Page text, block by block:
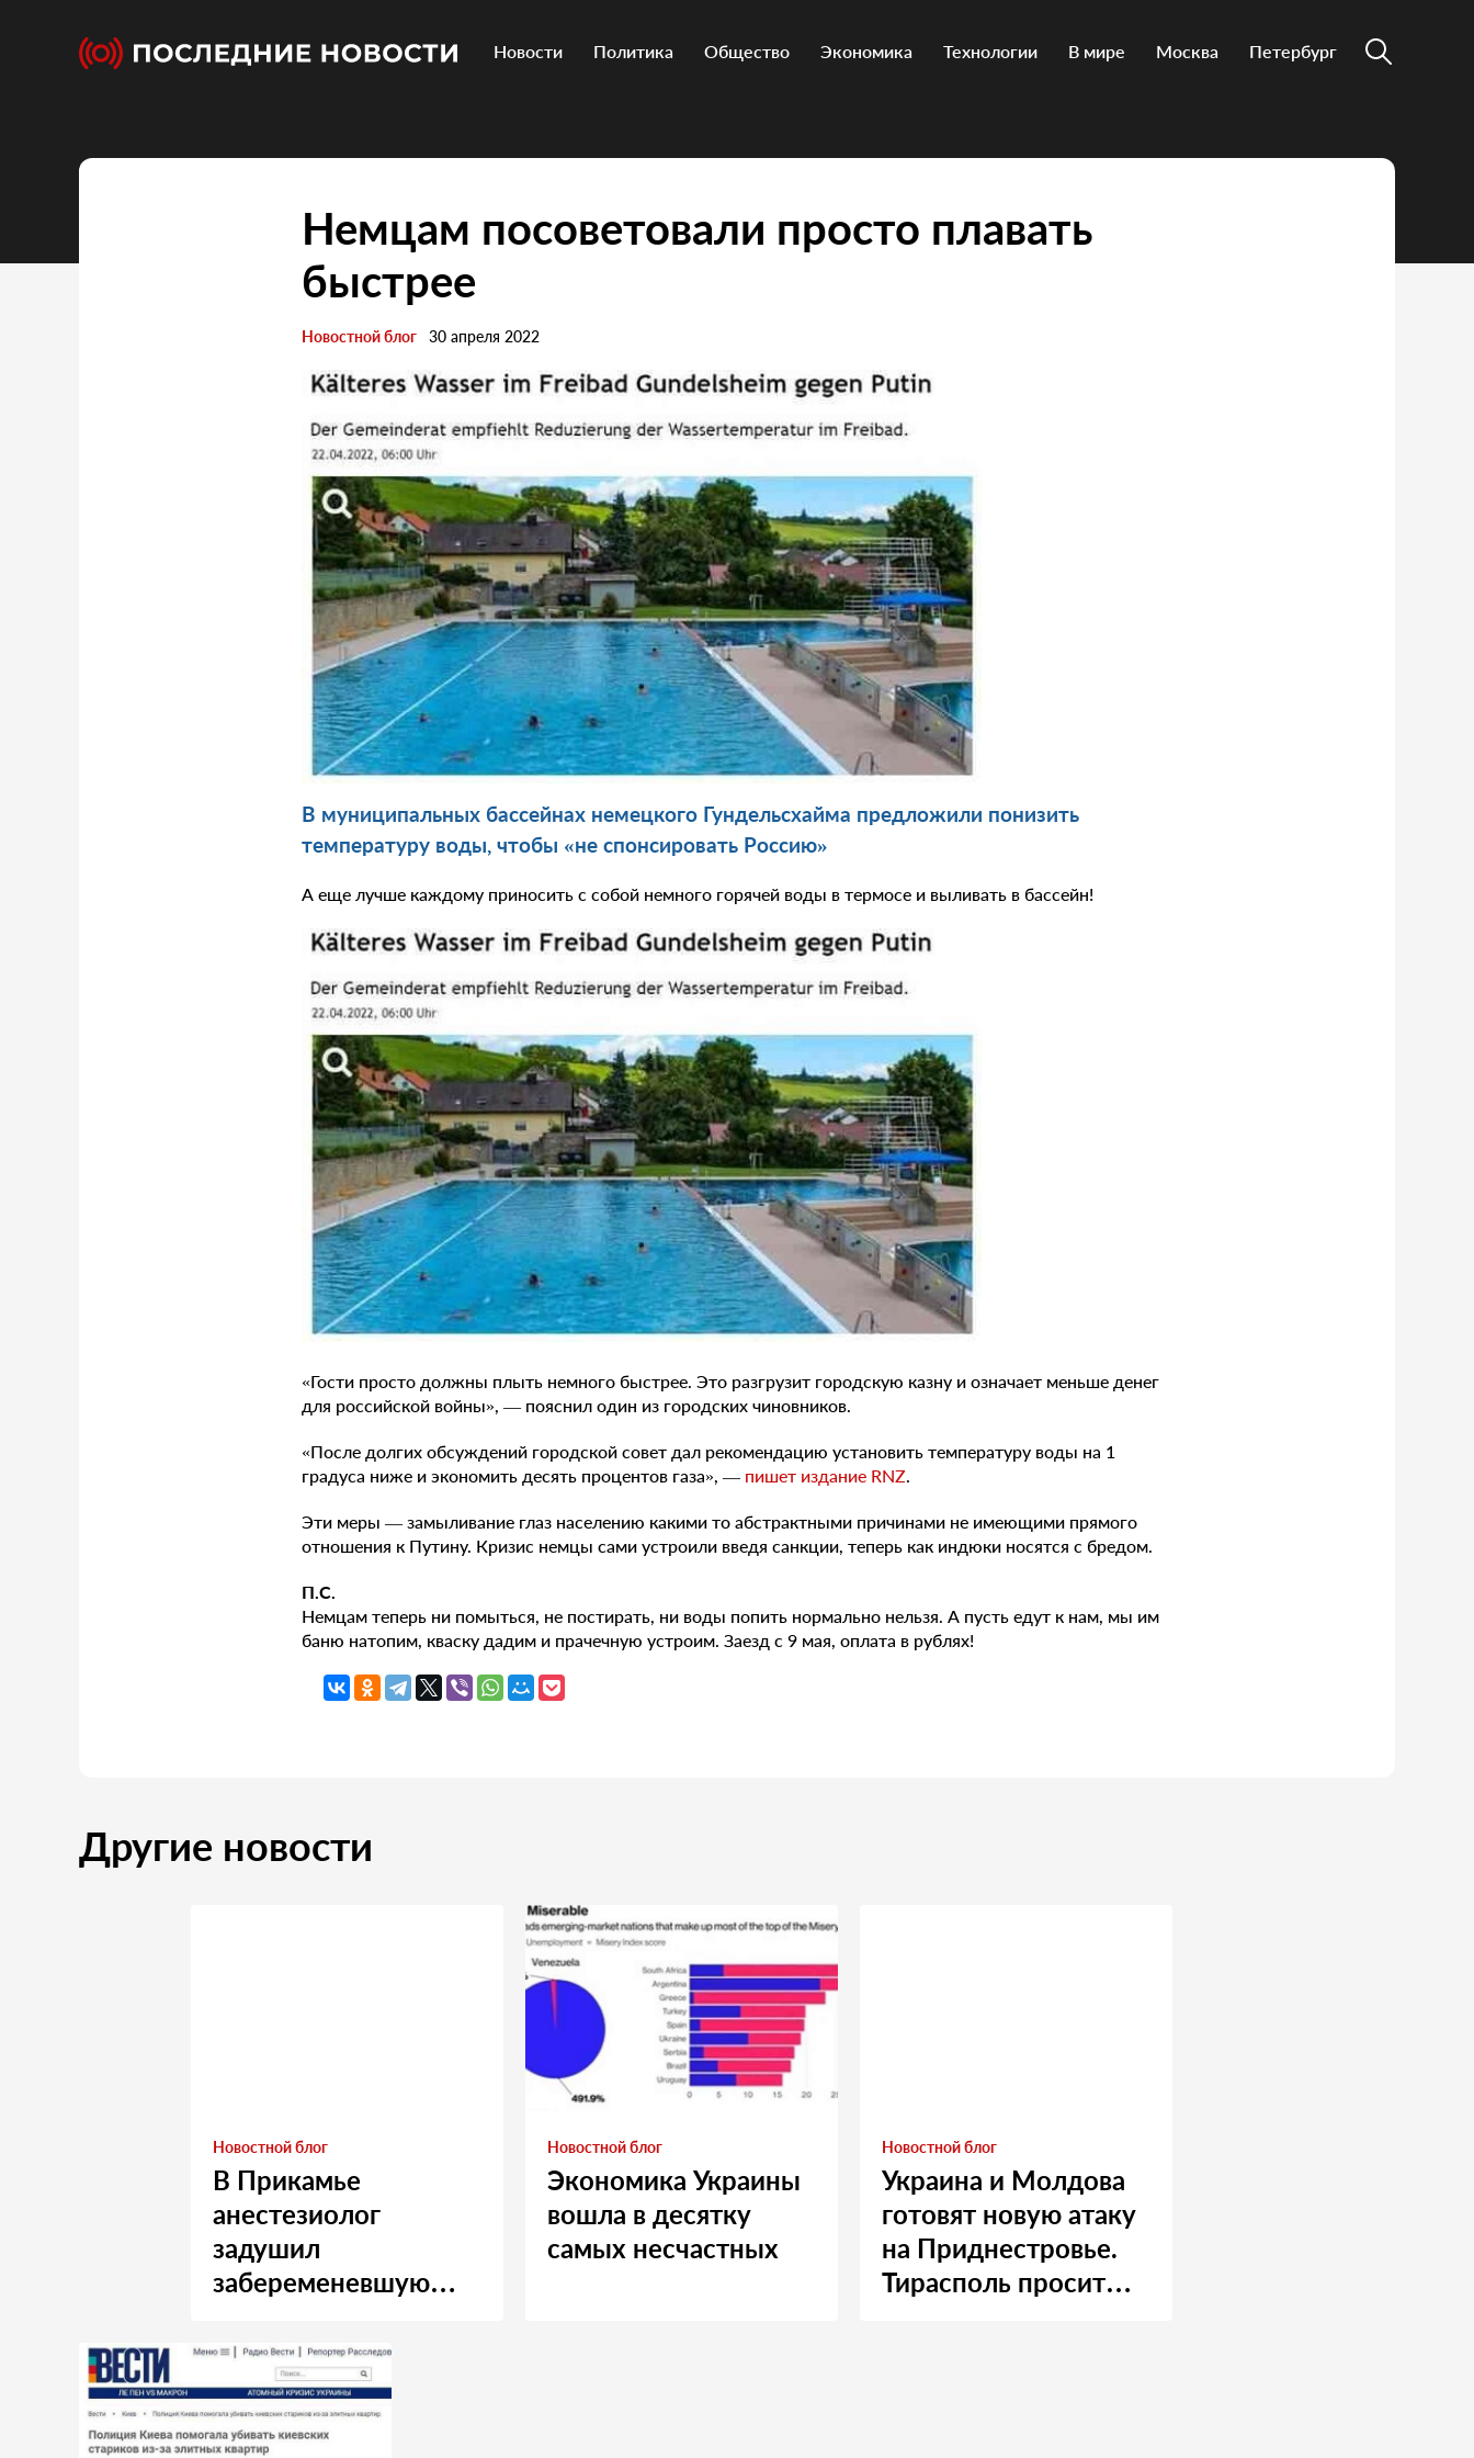
Новости Политика Общество Экономика Технологии В мире Москва Петербург
Немцам посоветовали просто плавать
быстрее
Новостной блог 30 апреля 2022
В муниципальных бассейнах немецкого Гундельсхайма предложили понизить
температуру воды, чтобы «не спонсировать Россию»
А еще лучше каждому приносить с собой немного горячей воды в термосе и выливать в бассейн!
«Гости просто должны плыть немного быстрее. Это разгрузит городскую казну и означает меньше денег
для российской войны», — пояснил один из городских чиновников.
«После долгих обсуждений городской совет дал рекомендацию установить температуру воды на 1
градуса ниже и экономить десять процентов газа», — пишет издание RNZ.
Эти меры — замыливание глаз населению какими то абстрактными причинами не имеющими прямого
отношения к Путину. Кризис немцы сами устроили введя санкции, теперь как индюки носятся с бредом.
П.С.
Немцам теперь ни помыться, не постирать, ни воды попить нормально нельзя. А пусть едут к нам, мы им
баню натопим, кваску дадим и прачечную устроим. Заезд с 9 мая, оплата в рублях!
Другие новости
Новостной блог
В Прикамье
анестезиолог
задушил
забеременевшую
Новостной блог
Экономика Украины
вошла в десятку
самых несчастных
Новостной блог
Украина и Молдова
готовят новую атаку
на Приднестровье.
Тирасполь просит